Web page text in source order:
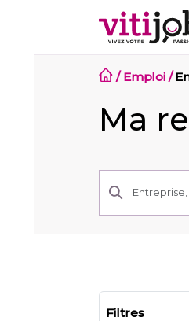
/ Emploi/
Ma
Filtres